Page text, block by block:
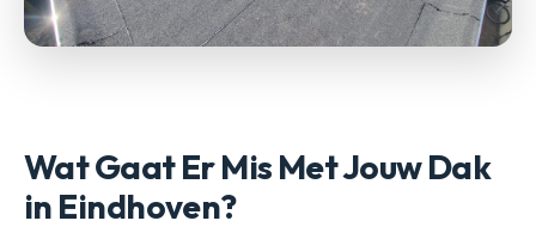
Wat Gaat Er Mis Met Jouw Dak
in Eindhoven?